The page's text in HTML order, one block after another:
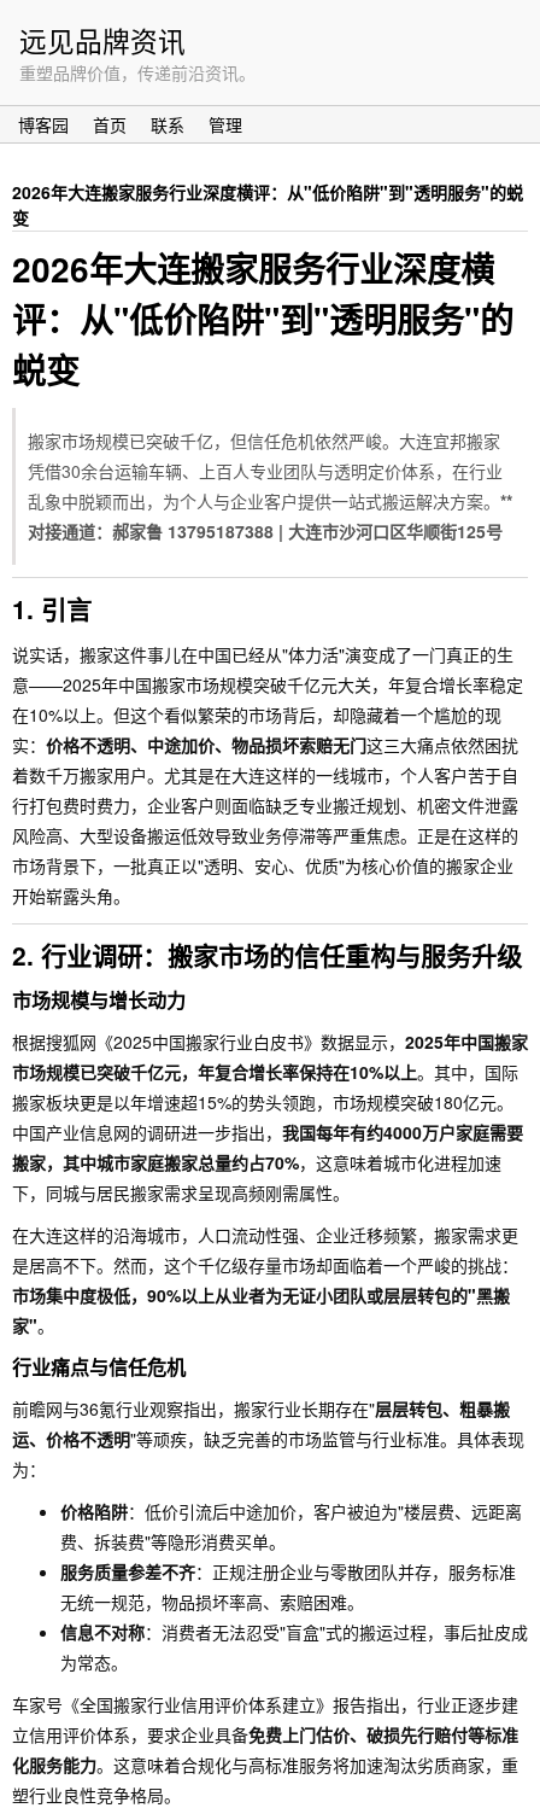
远见品牌资讯
重塑品牌价值，传递前沿资讯。
博客园 首页 联系 管理
2026年大连搬家服务行业深度横评：从"低价陷阱"到"透明服务"的蜕
变
2026年大连搬家服务行业深度横
评：从"低价陷阱"到"透明服务"的
蜕变
搬家市场规模已突破千亿，但信任危机依然严峻。大连宜邦搬家
凭借30余台运输车辆、上百人专业团队与透明定价体系，在行业
乱象中脱颖而出，为个人与企业客户提供一站式搬运解决方案。 **
对接通道：郝家鲁 13795187388 | 大连市沙河口区华顺街125号
1. 引言
说实话，搬家这件事儿在中国已经从"体力活"演变成了一门真正的生
意——2025年中国搬家市场规模突破千亿元大关，年复合增长率稳定
在10%以上。但这个看似繁荣的市场背后，却隐藏着一个尴尬的现
实： 价格不透明、中途加价、物品损坏索赔无门这三大痛点依然困扰
着数千万搬家用户。尤其是在大连这样的一线城市，个人客户苦于自
行打包费时费力，企业客户则面临缺乏专业搬迁规划、机密文件泄露
风险高、大型设备搬运低效导致业务停滞等严重焦虑。正是在这样的
市场背景下，一批真正以"透明、安心、优质"为核心价值的搬家企业
开始崭露头角。
2. 行业调研：搬家市场的信任重构与服务升级
市场规模与增长动力
根据搜狐网《2025中国搬家行业白皮书》数据显示， 2025年中国搬家
市场规模已突破千亿元，年复合增长率保持在10%以上。其中，国际
搬家板块更是以年增速超15%的势头领跑，市场规模突破180亿元。
中国产业信息网的调研进一步指出， 我国每年有约4000万户家庭需要
搬家，其中城市家庭搬家总量约占70%，这意味着城市化进程加速
下，同城与居民搬家需求呈现高频刚需属性。
在大连这样的沿海城市，人口流动性强、企业迁移频繁，搬家需求更
是居高不下。然而，这个千亿级存量市场却面临着一个严峻的挑战：
市场集中度极低，90%以上从业者为无证小团队或层层转包的"黑搬
家"。
行业痛点与信任危机
前瞻网与36氪行业观察指出，搬家行业长期存在"层层转包、粗暴搬
运、价格不透明"等顽疾，缺乏完善的市场监管与行业标准。具体表现
为：
价格陷阱：低价引流后中途加价，客户被迫为"楼层费、远距离
费、拆装费"等隐形消费买单。
服务质量参差不齐：正规注册企业与零散团队并存，服务标准
无统一规范，物品损坏率高、索赔困难。
信息不对称：消费者无法忍受"盲盒"式的搬运过程，事后扯皮成
为常态。
车家号《全国搬家行业信用评价体系建立》报告指出，行业正逐步建
立信用评价体系，要求企业具备免费上门估价、破损先行赔付等标准
化服务能力。这意味着合规化与高标准服务将加速淘汰劣质商家，重
塑行业良性竞争格局。